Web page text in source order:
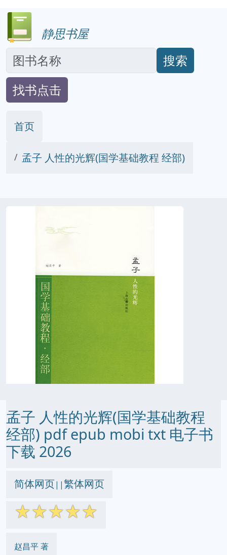
静思书屋
搜索
找书点击
首页
孟子 人性的光辉(国学基础教程 经部)
孟子 人性的光辉(国学基础教程
经部) pdf epub mobi txt 电子书
下载 2026
简体网页||繁体网页
☆☆☆☆☆
赵昌平 著